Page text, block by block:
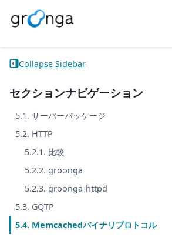
Collapse Sidebar
セクションナビゲーション
5.1. サーバーパッケージ
5.2. HTTP
5.2.1. 比較
5.2.2. groonga
5.2.3. groonga-httpd
5.3. GQTP
5.4. Memcachedバイナリプロトコル